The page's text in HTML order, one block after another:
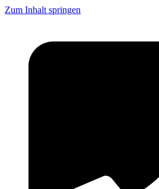
Zum Inhalt springen